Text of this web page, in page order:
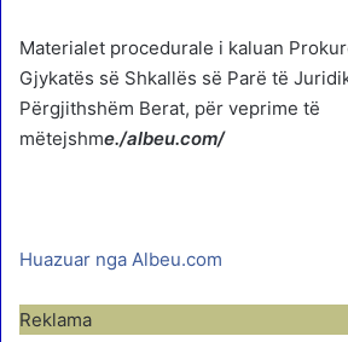
Materialet procedurale i kaluan
Gjykatës së Shkallës së Parë të
Përgjithshëm Berat, për veprime të
mëtejshme./albeu.com/
Huazuar nga Albeu.com
Reklama